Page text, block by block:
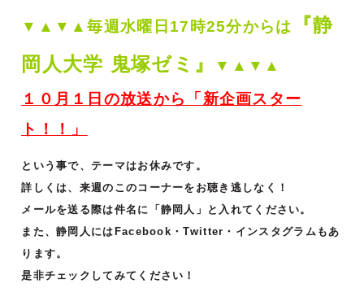
▼▲▼▲毎週水曜日17時25分からは
『静
岡人大学 鬼塚ゼミ』
▼▲▼▲
１０月１日の放送から「新企画スター
ト！！」
という事で、テーマはお休みです。
詳しくは、来週のこのコーナーをお聴き逃しなく！
メールを送る際は件名に「静岡人」と入れてください。
また、静岡人にはFacebook・Twitter・インスタグラムもあ
ります。
是非チェックしてみてください！